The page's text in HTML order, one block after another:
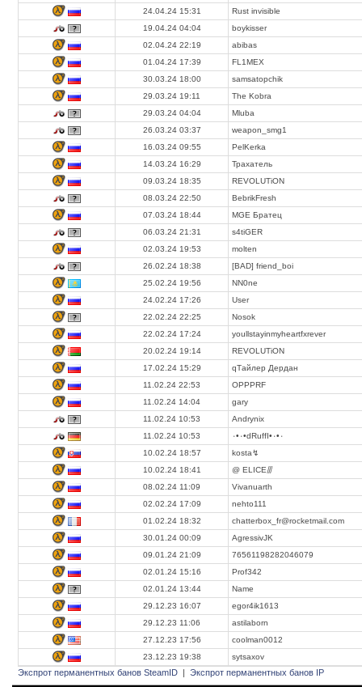
24.04.24 15:31
Rust invisible
19.04.24 04:04
boykisser
02.04.24 22:19
abibas
01.04.24 17:39
FL1MEX
30.03.24 18:00
samsatopchik
29.03.24 19:11
The Kobra
29.03.24 04:04
Mluba
26.03.24 03:37
weapon_smg1
16.03.24 09:55
PelKerka
14.03.24 16:29
Трахатель
09.03.24 18:35
REVOLUTiON
08.03.24 22:50
BebrikFresh
07.03.24 18:44
MGE Братец
06.03.24 21:31
s4tiGER
02.03.24 19:53
molten
26.02.24 18:38
[BAD] friend_boi
25.02.24 19:56
NN0ne
24.02.24 17:26
User
22.02.24 22:25
Nosok
22.02.24 17:24
youllstayinmyheartfxrever
20.02.24 19:14
REVOLUTiON
17.02.24 15:29
qТайлер Дердан
11.02.24 22:53
OPPPRF
11.02.24 14:04
gary
11.02.24 10:53
Andrynix
11.02.24 10:53
٠•٠•dRuffI•٠•٠
10.02.24 18:57
kosta↯
10.02.24 18:41
@ ELICE⫻
08.02.24 11:09
Vivanuarth
02.02.24 17:09
nehto111
01.02.24 18:32
chatterbox_fr@rocketmail.com
30.01.24 00:09
AgressivJK
09.01.24 21:09
76561198282046079
02.01.24 15:16
Prof342
02.01.24 13:44
Name
29.12.23 16:07
egor4ik1613
29.12.23 11:06
astilaborn
27.12.23 17:56
coolman0012
23.12.23 19:38
sytsaxov
Экспрот перманентных банов SteamID | Экспрот перманентных банов IP